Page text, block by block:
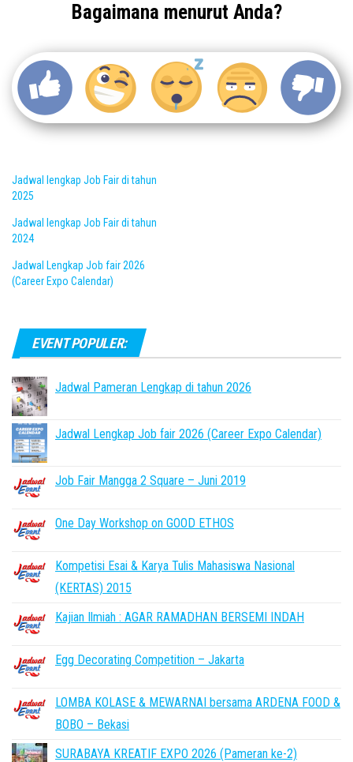
Bagaimana menurut Anda?
Jadwal lengkap Job Fair di tahun
2025
Jadwal lengkap Job Fair di tahun
2024
Jadwal Lengkap Job fair 2026
(Career Expo Calendar)
EVENT POPULER:
Jadwal Pameran Lengkap di tahun 2026
Jadwal Lengkap Job fair 2026 (Career Expo Calendar)
Job Fair Mangga 2 Square – Juni 2019
One Day Workshop on GOOD ETHOS
Kompetisi Esai & Karya Tulis Mahasiswa Nasional
(KERTAS) 2015
Kajian Ilmiah : AGAR RAMADHAN BERSEMI INDAH
Egg Decorating Competition – Jakarta
LOMBA KOLASE & MEWARNAI bersama ARDENA FOOD &
BOBO – Bekasi
SURABAYA KREATIF EXPO 2026 (Pameran ke-2)